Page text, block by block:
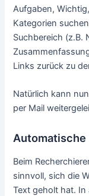
Aufgaben,
Kategorien
Suchbereich (z.B.
Links zurück zu
Natürlich kann
per Mail
Automatische
Beim
sinnvoll, sich die
Text geholt hat.